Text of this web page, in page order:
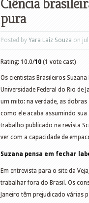
pura
Posted by Yara Laiz Souza on
Rating: 10.0/10 (1 vote cast)
Os cientistas Brasileiros
Universidade Federal do Rio de
um mito: na verdade, as
como ele acaba assumindo
trabalho publicado na revista
ver com a capacidade de
Suzana pensa em fechar
Em entrevista para o site da
trabalhar fora do Brasil. Os
Janeiro têm prejudicado várias